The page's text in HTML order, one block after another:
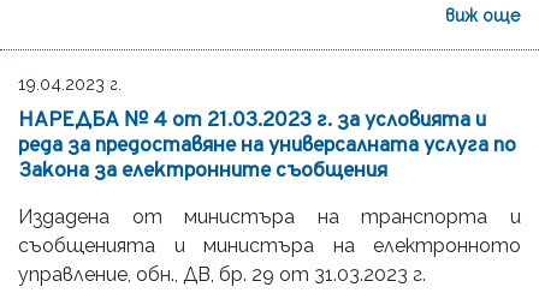
виж още
19.04.2023 г.
НАРЕДБА № 4 от 21.03.2023 г. за условията и
реда за предоставяне на универсалната услуга по
Закона за електронните съобщения
Издадена от министъра на транспорта и
съобщенията и министъра на електронното
управление, oбн., ДВ, бр. 29 от 31.03.2023 г.